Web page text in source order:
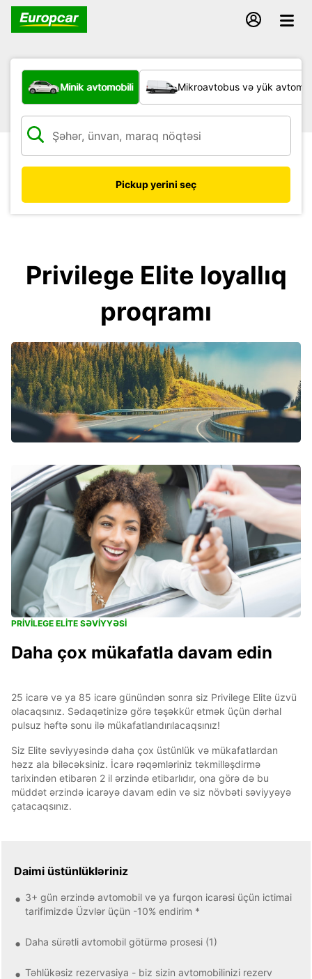
Hansı növ nəqliyyat vasitəsi?
Minik avtomobili Mikroavtobus və yük
Pickup yerini seç
Privilege Elite loyallıq
proqramı
PRIVILEGE ELITE SƏVIYYƏSI
Daha çox mükafatla davam edin
25 icarə və ya 85 icarə günündən sonra siz Privilege Elite üzvü
olacaqsınız. Sədaqətinizə görə təşəkkür etmək üçün dərhal
pulsuz həftə sonu ilə mükafatlandırılacaqsınız!
Siz Elite səviyyəsində daha çox üstünlük və mükafatlardan
həzz ala biləcəksiniz. İcarə rəqəmləriniz təkmilləşdirmə
tarixindən etibarən 2 il ərzində etibarlıdır, ona görə də bu
müddət ərzində icarəyə davam edin və siz növbəti səviyyəyə
çatacaqsınız.
Daimi üstünlükləriniz
3+ gün ərzində avtomobil və ya furqon icarəsi üçün ictimai
tarifimizdə Üzvlər üçün -10% endirim *
Daha sürətli avtomobil götürmə prosesi (1)
Təhlükəsiz rezervasiya - biz sizin avtomobilinizi rezerv